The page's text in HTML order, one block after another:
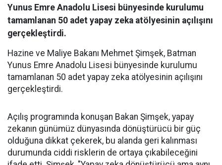
Yunus Emre Anadolu Lisesi bünyesinde kurulumu
tamamlanan 50 adet yapay zeka atölyesinin açılışını
gerçekleştirdi.
Hazine ve Maliye Bakanı Mehmet Şimşek, Batman
Yunus Emre Anadolu Lisesi bünyesinde kurulumu
tamamlanan 50 adet yapay zeka atölyesinin açılışını
gerçekleştirdi.
Açılış programında konuşan Bakan Şimşek, yapay
zekanın günümüz dünyasında dönüştürücü bir güç
olduğuna dikkat çekerek, bu alanda geri kalınması
durumunda ciddi risklerin de ortaya çıkabileceğini